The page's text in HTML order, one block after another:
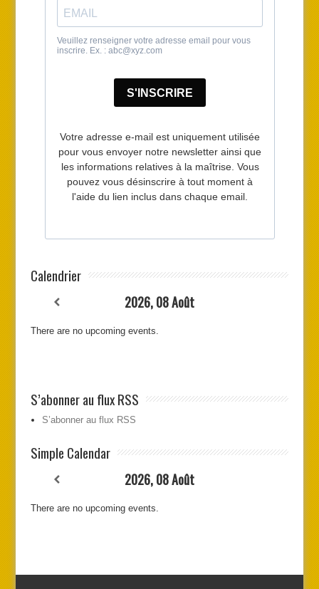
Calendrier
2026, 08 Août
There are no upcoming events.
S’abonner au flux RSS
S’abonner au flux RSS
Simple Calendar
2026, 08 Août
There are no upcoming events.